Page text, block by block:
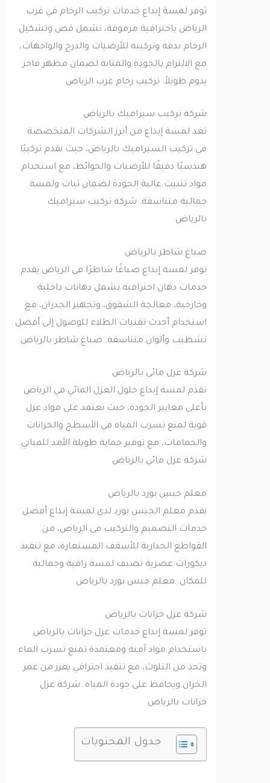
توفر لمسة إبداع خدمات تركيب الرخام في غرب
الرياض باحترافية مرموقة، تشمل قص وتشكيل
الرخام بدقة وتركيبه للأرضيات والدرج والواجهات،
مع الالتزام بالجودة والمتانة لضمان مظهر فاخر
يدوم طويلاً. تركيب رخام غرب الرياض
شركة تركيب سيراميك بالرياض
تعد لمسة إبداع من أبرز الشركات المتخصصة
في تركيب السيراميك بالرياض، حيث نقدم تركيبًا
هندسيًا دقيقًا للأرضيات والحوائط، مع استخدام
مواد تثبيت عالية الجودة لضمان ثبات ولمسة
جمالية متناسقة. شركة تركيب سيراميك
بالرياض
صباغ شاطر بالرياض
توفر لمسة إبداع صباغًا شاطرًا في الرياض يقدم
خدمات دهان احترافية تشمل دهانات داخلية
وخارجية، معالجة الشقوق، وتجهيز الجدران، مع
استخدام أحدث تقنيات الطلاء للوصول إلى أفضل
تشطيب وألوان متناسقة. صباغ شاطر بالرياض
شركة عزل مائي بالرياض
تقدم لمسة إبداع حلول العزل المائي في الرياض
بأعلى معايير الجودة، حيث نعتمد على مواد عزل
قوية لمنع تسرب المياه في الأسطح والخزانات
والحمامات، مع توفير حماية طويلة الأمد للمباني.
شركة عزل مائي بالرياض
معلم جبس بورد بالرياض
يقدم معلم الجبس بورد لدى لمسة إبداع أفضل
خدمات التصميم والتركيب في الرياض، من
القواطع الجدارية للأسقف المستعارة، مع تنفيذ
ديكورات عصرية تضيف لمسة راقية وجمالية
للمكان. معلم جبس بورد بالرياض
شركة عزل خزانات بالرياض
توفر لمسة إبداع خدمات عزل خزانات بالرياض
باستخدام مواد آمنة ومعتمدة تمنع تسرب الماء
وتحد من التلوث، مع تنفيذ احترافي يعزز من عمر
الخزان ويحافظ على جودة المياه. شركة عزل
خزانات بالرياض
جدول المحتويات